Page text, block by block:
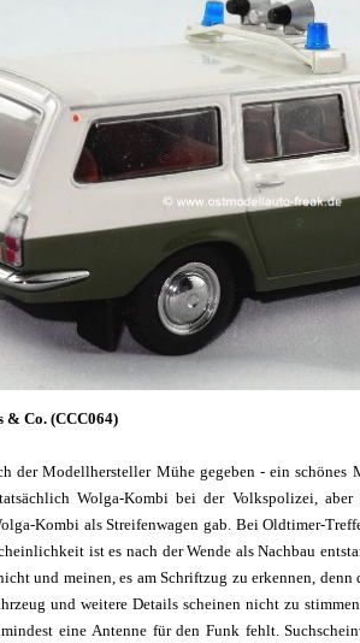
& Co. (CCC064)
der Modellhersteller Mühe gegeben - ein schönes
Wolga-Kombi bei der Volkspolizei,
Kombi als Streifenwagen gab. Bei Oldtimer-
ist es nach der Wende als Nachbau
und meinen, es am Schriftzug zu erkennen,
und weitere Details scheinen nicht zu
eine Antenne für den Funk fehlt.